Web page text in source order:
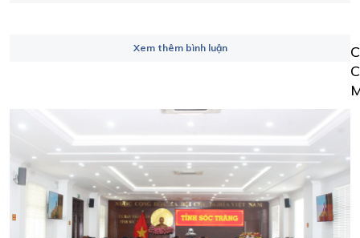
Xem thêm bình luận